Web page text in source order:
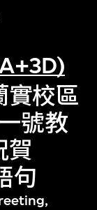
實校區
號教
賀
句